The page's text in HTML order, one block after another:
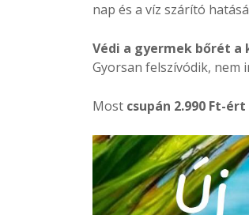
nap és a víz szárító
Védi a gyermek bőrét a
Gyorsan felszívódik, nem
Most csupán 2.990 Ft-